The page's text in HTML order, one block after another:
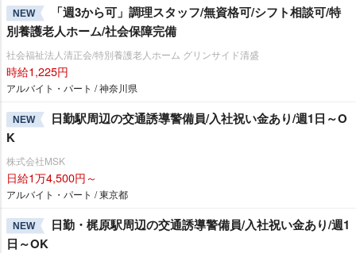
NEW
「週3から可」調理スタッフ/無資格可/シフト相談可/特
別養護老人ホーム/社会保障完備
社会福祉法人清正会/特別養護老人ホーム グリンサイド清盛
時給1,225円
アルバイト・パート / 神奈川県
NEW
日勤駅周辺の交通誘導警備員/入社祝い金あり/週1日～O
K
株式会社MSK
日給1万4,500円～
アルバイト・パート / 東京都
NEW
日勤・梶原駅周辺の交通誘導警備員/入社祝い金あり/週1
日～OK